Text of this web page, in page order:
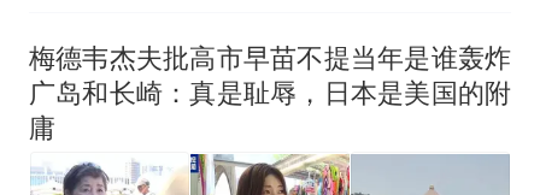
梅德韦杰夫批高市早苗不提当年是谁轰炸
广岛和长崎：真是耻辱，日本是美国的附
庸